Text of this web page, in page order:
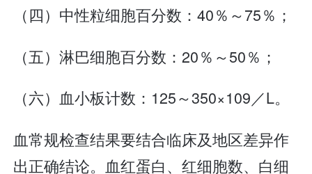
（四）中性粒细胞百分数：40％～75％；
（五）淋巴细胞百分数：20％～50％；
（六）血小板计数：125～350×109／L。
血常规检查结果要结合临床及地区差异作
出正确结论。血红蛋白、红细胞数、白细